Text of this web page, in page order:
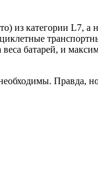
из категории L7, а
батарей, и
Правда,